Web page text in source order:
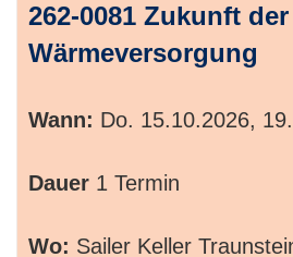
262-0081 Zukunft der
Wärmeversorgung
Wann: Do. 15.10.2026,
Dauer 1 Termin
Wo: Sailer Keller